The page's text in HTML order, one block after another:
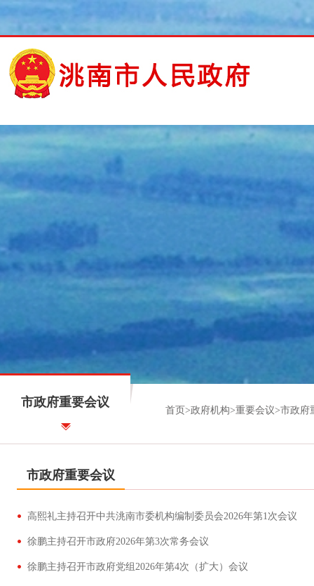
市政府重要会议
首页 >政府机构>重要会议>市政府
市政府重要会议
高熙礼主持召开中共洮南市委机构编制委员会2026年第1次会议
徐鹏主持召开市政府2026年第3次常务会议
徐鹏主持召开市政府党组2026年第4次（扩大）会议